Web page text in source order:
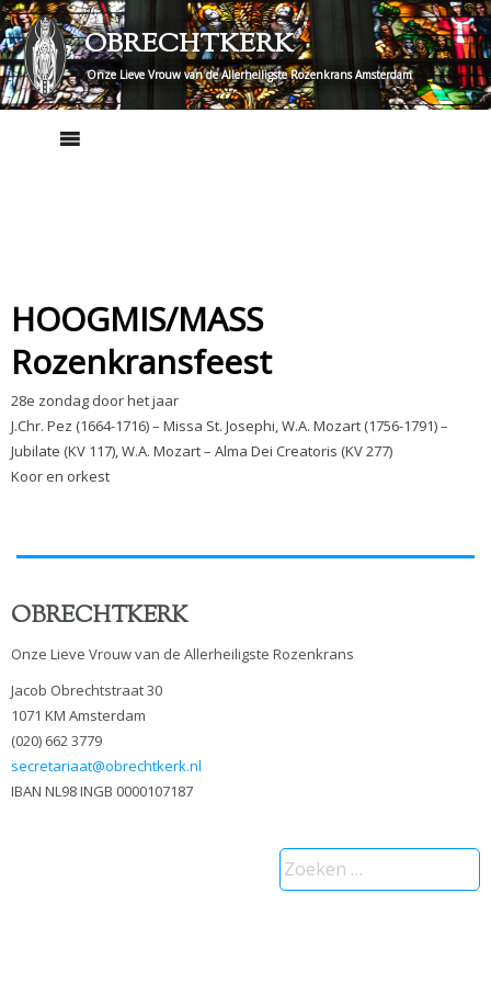
Skip
to
content
OBRECHTKERK
Onze Lieve Vrouw van de Allerheiligste Rozenkrans Amsterdam
HOOGMIS/MASS
Rozenkransfeest
28e zondag door het jaar
J.Chr. Pez (1664-1716) – Missa St. Josephi, W.A. Mozart (1756-1791) –
Jubilate (KV 117), W.A. Mozart – Alma Dei Creatoris (KV 277)
Koor en orkest
OBRECHTKERK
Onze Lieve Vrouw van de Allerheiligste Rozenkrans
Jacob Obrechtstraat 30
1071 KM Amsterdam
(020) 662 3779
secretariaat@obrechtkerk.nl
IBAN NL98 INGB 0000107187
Zoeken
naar: